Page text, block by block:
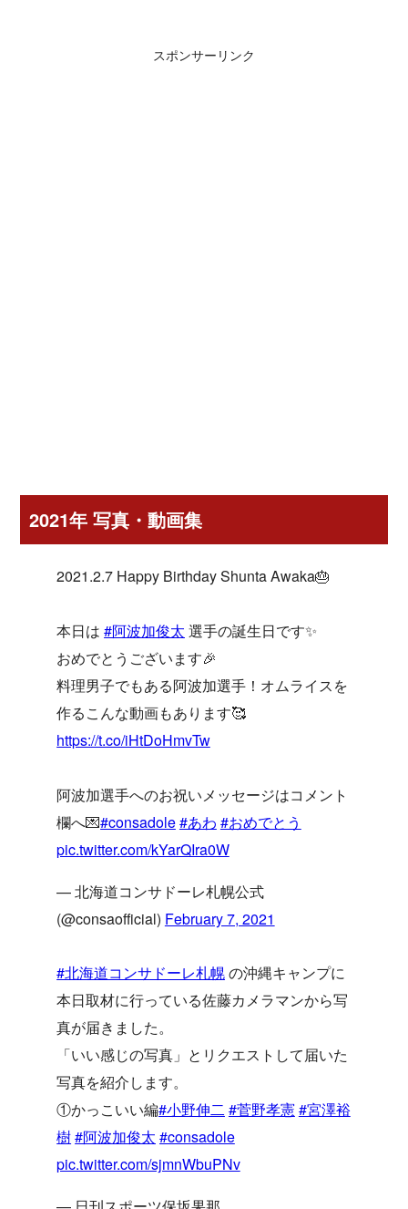
スポンサーリンク
2021年 写真・動画集
2021.2.7 Happy Birthday Shunta Awaka🎂
本日は#阿波加俊太 選手の誕生日です✨
おめでとうございます🎉
料理男子でもある阿波加選手！オムライスを
作るこんな動画もあります🥰
https://t.co/iHtDoHmvTw
阿波加選手へのお祝いメッセージはコメント
欄へ💌#consadole#あわ #おめでとう
pic.twitter.com/kYarQIra0W
— 北海道コンサドーレ札幌公式
(@consaofficial) February 7, 2021
#北海道コンサドーレ札幌の沖縄キャンプに
本日取材に行っている佐藤カメラマンから写
真が届きました。
「いい感じの写真」とリクエストして届いた
写真を紹介します。
①かっこいい編#小野伸二#菅野孝憲#宮澤裕
樹#阿波加俊太 #consadole
pic.twitter.com/sjmnWbuPNv